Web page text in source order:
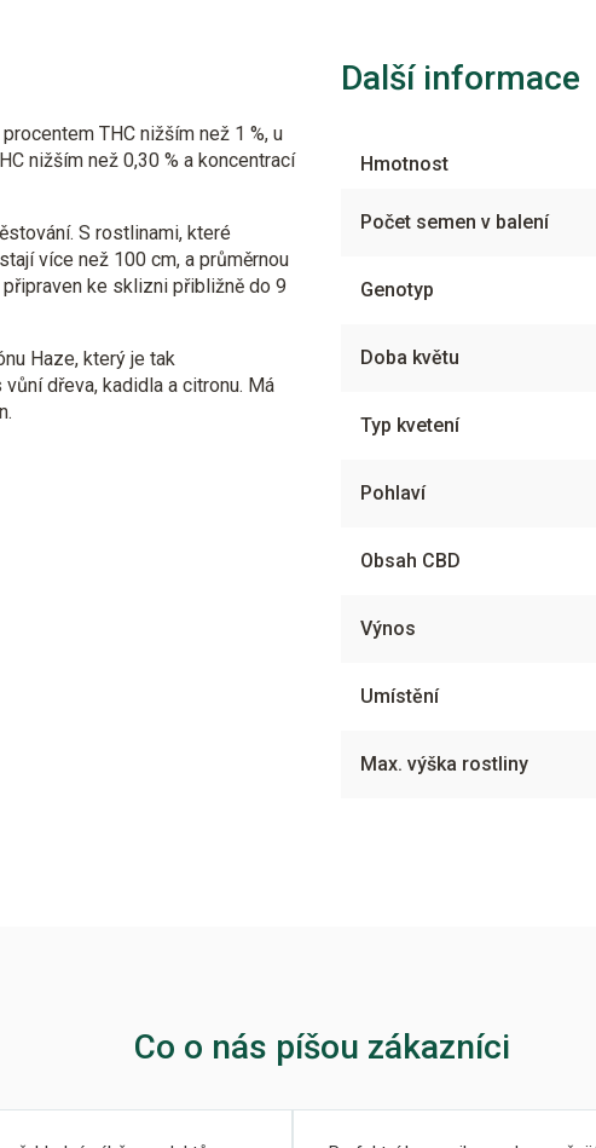
THC nižším než 1 %, u
nižším než 0,30 % a koncentrací
S rostlinami, které
více než 100 cm, a průměrnou
ke sklizni přibližně do 9
Haze, který je tak
dřeva, kadidla a citronu. Má
Další informace
Hmotnost
Počet semen v balení
Genotyp
Doba květu
Typ kvetení
Pohlaví
Obsah CBD
Výnos
Umístění
Max. výška rostliny
Co o nás píšou zákazníci